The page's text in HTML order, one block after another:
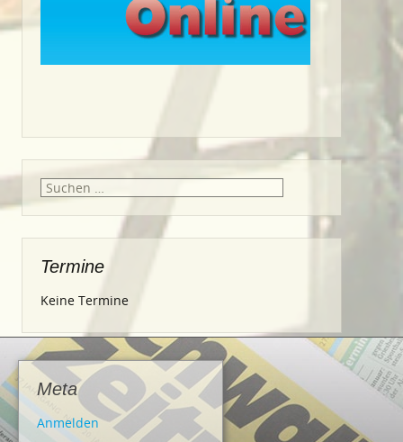
Suche
nach:
Termine
Keine Termine
Meta
Anmelden